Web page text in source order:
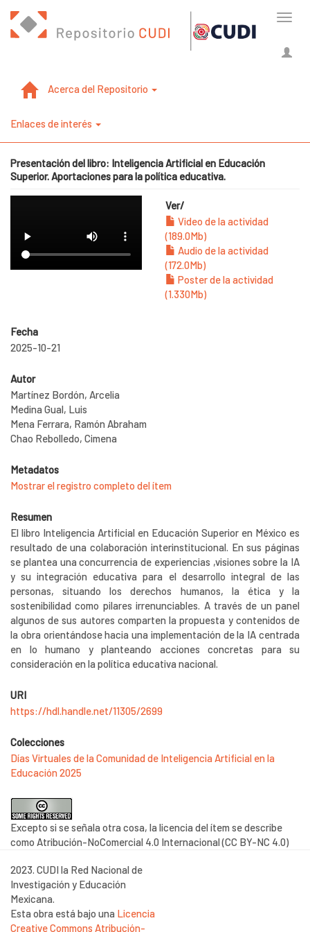
Acerca del Repositorio
Enlaces de interés
Presentación del libro: Inteligencia Artificial en Educación
Superior. Aportaciones para la política educativa.
Ver/
Video de la actividad
(189.0Mb)
Audio de la actividad
(172.0Mb)
Poster de la actividad
(1.330Mb)
Fecha
2025-10-21
Autor
Martínez Bordón, Arcelia
Medina Gual, Luis
Mena Ferrara, Ramón Abraham
Chao Rebolledo, Cimena
Metadatos
Mostrar el registro completo del ítem
Resumen
El libro Inteligencia Artificial en Educación Superior en México es
resultado de una colaboración interinstitucional. En sus páginas
se plantea una concurrencia de experiencias ,visiones sobre la IA
y su integración educativa para el desarrollo integral de las
personas, situando los derechos humanos, la ética y la
sostenibilidad como pilares irrenunciables. A través de un panel
algunos de sus autores comparten la propuesta y contenidos de
la obra orientándose hacia una implementación de la IA centrada
en lo humano y planteando acciones concretas para su
consideración en la política educativa nacional.
URI
https://hdl.handle.net/11305/2699
Colecciones
Días Virtuales de la Comunidad de Inteligencia Artificial en la
Educación 2025
Excepto si se señala otra cosa, la licencia del ítem se describe
como Atribución-NoComercial 4.0 Internacional (CC BY-NC 4.0)
2023. CUDI la Red Nacional de
Investigación y Educación
Mexicana.
Esta obra está bajo una Licencia
Creative Commons Atribución-